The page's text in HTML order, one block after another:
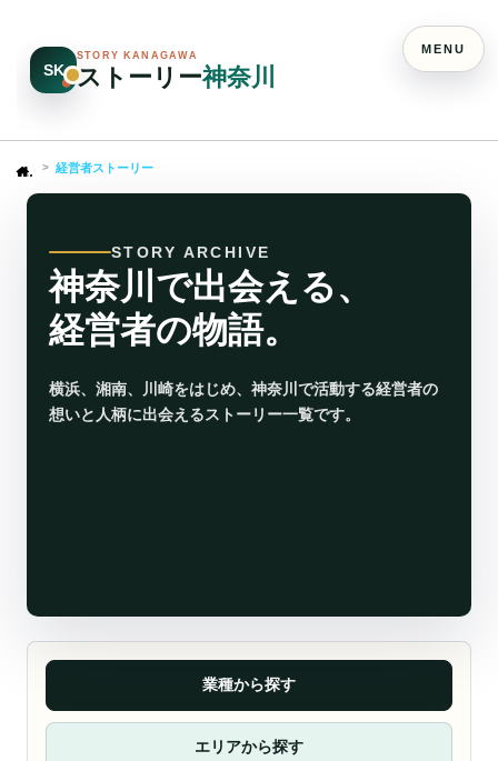
SK
STORY KANAGAWA
ストーリー神奈川
Home 経営者ストーリー
STORY ARCHIVE
神奈川で出会える、
経営者の物語。
横浜、湘南、川崎をはじめ、神奈川で活動する経営者の
想いと人柄に出会えるストーリー一覧です。
業種から探す
エリアから探す
MENU